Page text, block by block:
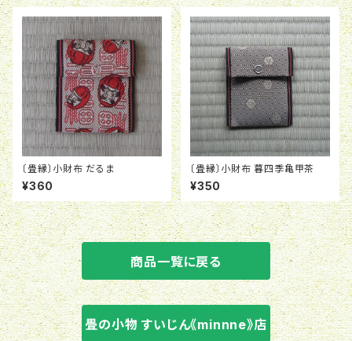
〔畳縁〕小財布 だるま
¥360
〔畳縁〕小財布 暮四季亀甲茶
¥350
商品一覧に戻る
畳の小物 すいじん《minnne》店